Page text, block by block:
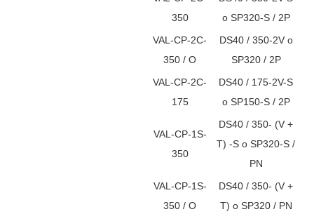
350
o SP320-S / 2P
VAL-CP-2C-
350 / O
DS40 / 350-2V o
SP320 / 2P
VAL-CP-2C-
175
DS40 / 175-2V-S
o SP150-S / 2P
VAL-CP-1S-
350
DS40 / 350- (V +
T) -S o SP320-S /
PN
VAL-CP-1S-
350 / O
DS40 / 350- (V +
T) o SP320 / PN